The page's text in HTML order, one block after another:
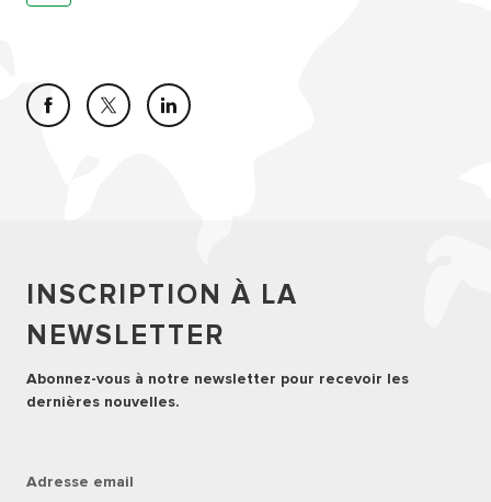
INSCRIPTION À LA
NEWSLETTER
Abonnez-vous à notre newsletter pour recevoir les
dernières nouvelles.
Adresse email